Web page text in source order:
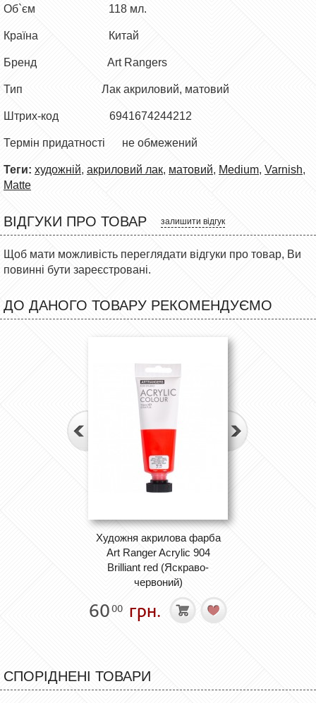
Об`єм 118 мл.
Країна Китай
Бренд Art Rangers
Тип Лак акриловий, матовий
Штрих-код 6941674244212
Термін придатності не обмежений
Теги: художній, акриловий лак, матовий, Medium, Varnish,
Matte
ВІДГУКИ ПРО ТОВАР залишити відгук
Щоб мати можливість переглядати відгуки про товар, Ви
повинні бути зареєстровані.
ДО ДАНОГО ТОВАРУ РЕКОМЕНДУЄМО
Художня акрилова фарба
Art Ranger Acrylic 904
Brilliant red (Яскраво-
червоний)
6000 грн.
СПОРІДНЕНІ ТОВАРИ